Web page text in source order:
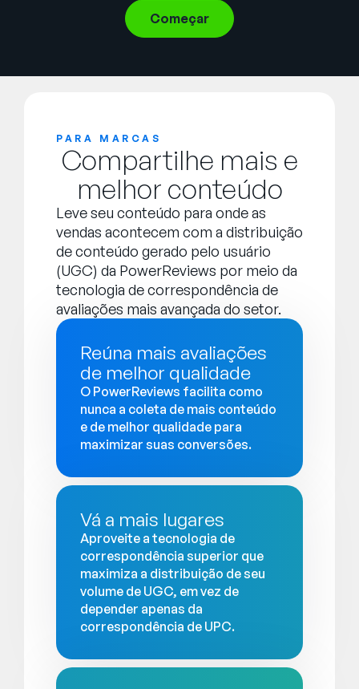
Começar
PARA MARCAS
Compartilhe mais e
melhor conteúdo
Leve seu conteúdo para onde as
vendas acontecem com a distribuição
de conteúdo gerado pelo usuário
(UGC) da PowerReviews por meio da
tecnologia de correspondência de
avaliações mais avançada do setor.
Reúna mais avaliações
de melhor qualidade
O PowerReviews facilita como
nunca a coleta de mais conteúdo
e de melhor qualidade para
maximizar suas conversões.
Vá a mais lugares
Aproveite a tecnologia de
correspondência superior que
maximiza a distribuição de seu
volume de UGC, em vez de
depender apenas da
correspondência de UPC.